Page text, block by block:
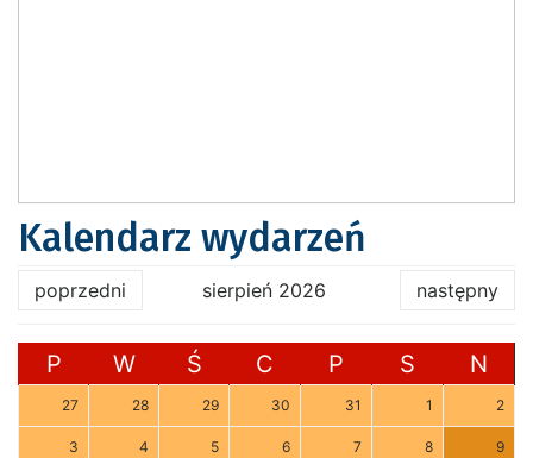
Kalendarz wydarzeń
poprzedni sierpień 2026 następny
P W Ś C P S N
27 28 29 30 31 1 2
3 4 5 6 7 8 9